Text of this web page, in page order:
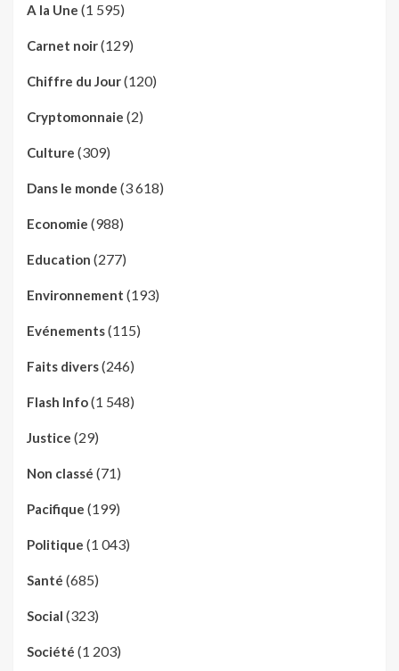
A la Une (1 595)
Carnet noir(129)
Chiffre du Jour(120)
Cryptomonnaie (2)
Culture (309)
Dans le monde (3 618)
Economie (988)
Education (277)
Environnement (193)
Evénements(115)
Faits divers(246)
Flash Info(1 548)
Justice (29)
Non classé (71)
Pacifique (199)
Politique (1 043)
Santé (685)
Social (323)
Société (1 203)